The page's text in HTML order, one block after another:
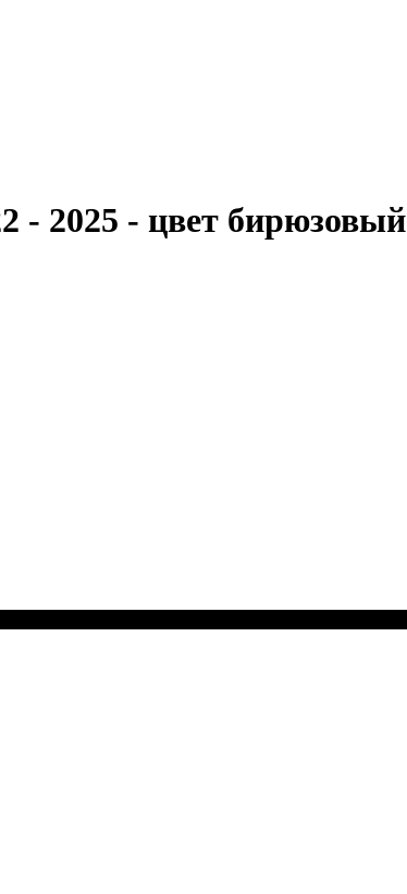
- 2025 - цвет бирюзовый